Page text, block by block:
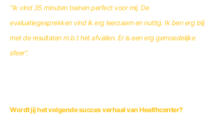
"Ik vind 35 minuten trainen perfect voor mij. De
evaluatiegesprekken vind ik erg leerzaam en nuttig. Ik ben erg blij
met de resultaten m.b.t het afvallen. Er is een erg gemoedelijke
sfeer".
Wordt jij het volgende succes verhaal van Healthcenter?